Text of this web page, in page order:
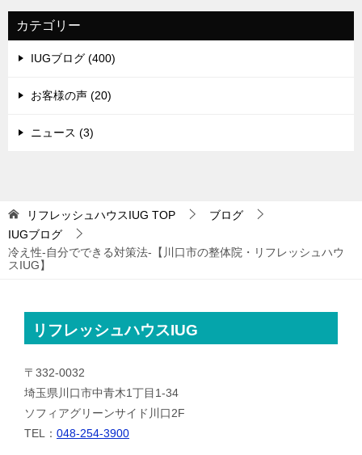
カテゴリー
IUGブログ (400)
お客様の声 (20)
ニュース (3)
リフレッシュハウスIUG TOP
ブログ
IUGブログ
冷え性-自分でできる対策法-【川口市の整体院・リフレッシュハウ
スIUG】
リフレッシュハウスIUG
〒332-0032
埼玉県川口市中青木1丁目1-34
ソフィアグリーンサイド川口2F
TEL： 048-254-3900